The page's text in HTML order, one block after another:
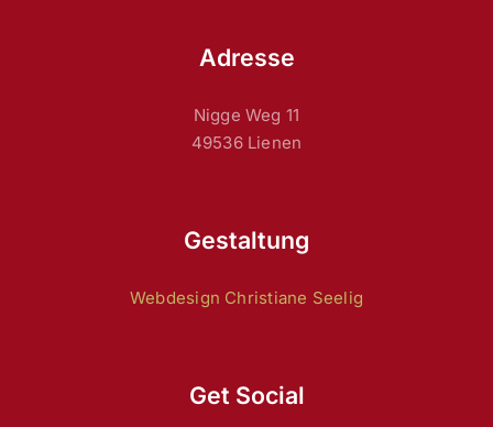
Adresse
Nigge Weg 11
49536 Lienen
Gestaltung
Webdesign Christiane Seelig
Get Social